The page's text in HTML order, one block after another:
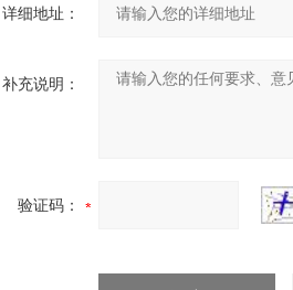
详细地址：
补充说明：
验证码：